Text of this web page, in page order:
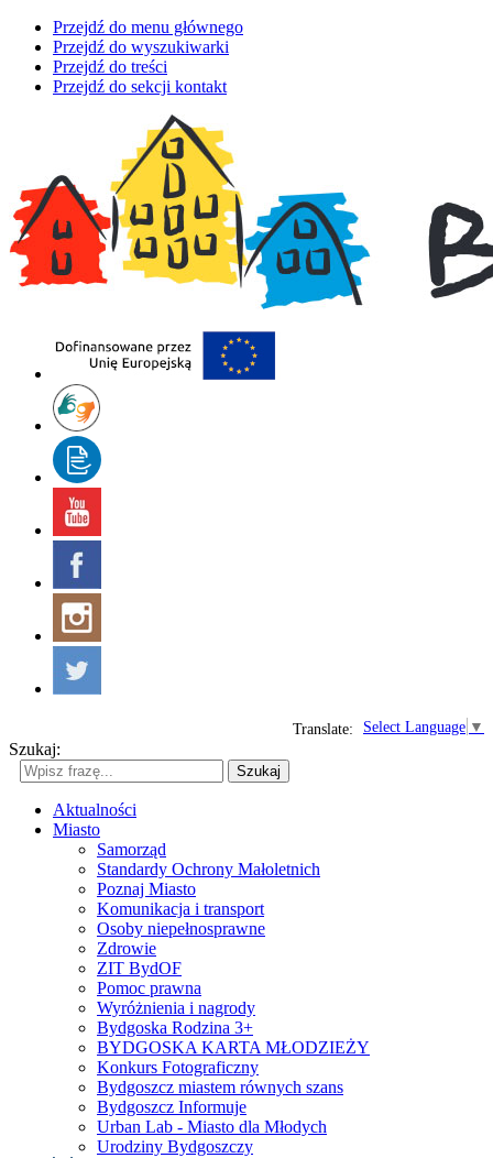
Przejdź do menu głównego
Przejdź do wyszukiwarki
Przejdź do treści
Przejdź do sekcji kontakt
Select Language ▼
Translate:
Szukaj:
Szukaj
Aktualności
Miasto
Samorząd
Standardy Ochrony Małoletnich
Poznaj Miasto
Komunikacja i transport
Osoby niepełnosprawne
Zdrowie
ZIT BydOF
Pomoc prawna
Wyróżnienia i nagrody
Bydgoska Rodzina 3+
BYDGOSKA KARTA MŁODZIEŻY
Konkurs Fotograficzny
Bydgoszcz miastem równych szans
Bydgoszcz Informuje
Urban Lab - Miasto dla Młodych
Urodziny Bydgoszczy